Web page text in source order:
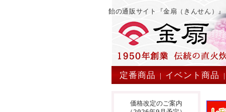
飴の通販サイト『金扇（きんせん）』
定番商品 | イベント商品 |
価格改定のご案内